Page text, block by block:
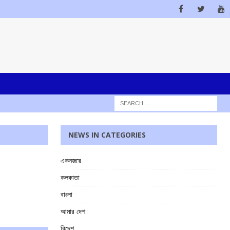
NEWS IN CATEGORIES
একনজরে
কলকাতা
বাংলা
আমার দেশ